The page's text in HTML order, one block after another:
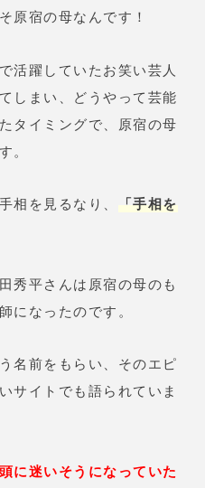
原宿の母なんです！
活躍していたお笑い芸人
しまい、どうやって芸能
タイミングで、原宿の母
。
相を見るなり、
「手相を
秀平さんは原宿の母のも
になったのです。
名前をもらい、そのエピ
サイトでも語られていま
に迷いそうになっていた